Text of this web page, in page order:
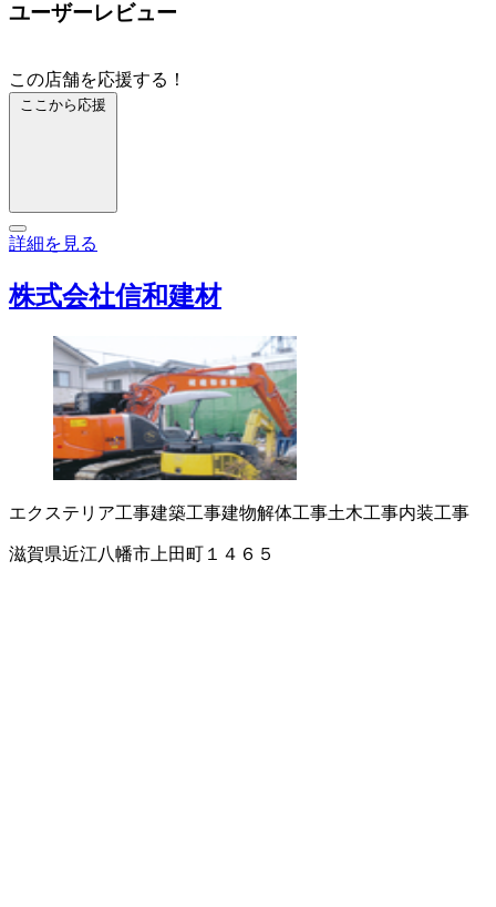
ユーザーレビュー
この店舗を応援する！
ここから応援
詳細を見る
株式会社信和建材
エクステリア工事建築工事建物解体工事土木工事内装工事
滋賀県近江八幡市上田町１４６５